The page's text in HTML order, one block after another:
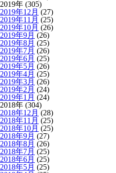
2019年 (305)
2019年12月 (27)
2019年11月 (25)
2019年10月 (26)
2019年9月 (26)
2019年8月 (25)
2019年7月 (26)
2019年6月 (25)
2019年5月 (26)
2019年4月 (25)
2019年3月 (26)
2019年2月 (24)
2019年1月 (24)
2018年 (304)
2018年12月 (28)
2018年11月 (25)
2018年10月 (25)
2018年9月 (27)
2018年8月 (26)
2018年7月 (25)
2018年6月 (25)
2018年5月 (25)